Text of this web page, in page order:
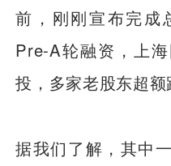
前，刚刚宣布完成
Pre-A轮融资，上
投，多家老股东超额
据我们了解，其中